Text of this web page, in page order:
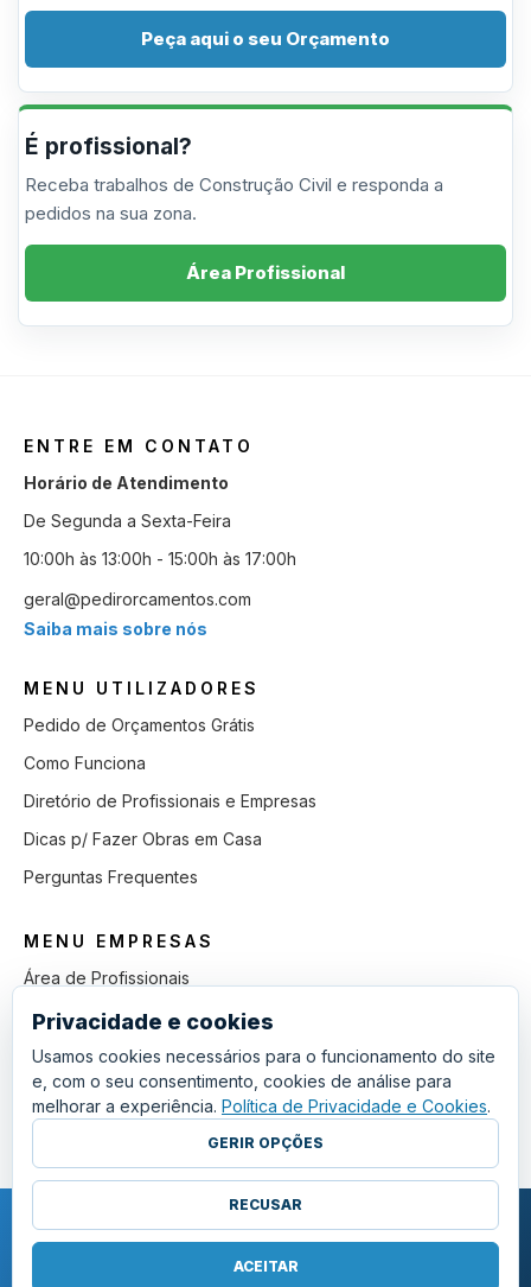
Peça aqui o seu Orçamento
É profissional?
Receba trabalhos de Construção Civil e responda a
pedidos na sua zona.
Área Profissional
ENTRE EM CONTATO
Horário de Atendimento
De Segunda a Sexta-Feira
10:00h às 13:00h - 15:00h às 17:00h
geral@pedirorcamentos.com
Saiba mais sobre nós
MENU UTILIZADORES
Pedido de Orçamentos Grátis
Como Funciona
Diretório de Profissionais e Empresas
Dicas p/ Fazer Obras em Casa
Perguntas Frequentes
MENU EMPRESAS
Área de Profissionais
Como Funciona
Lista de Pedidos em Aberto
Como Ganhar mais Obras
Perguntas Frequentes
COPYRIGHT © 2011 - 2026 SGSI. TODOS OS DIREITOS RESERVADOS.
POLÍTICA DE PRIVACIDADE E COOKIES
Privacidade e cookies
Usamos cookies necessários para o funcionamento do site
e, com o seu consentimento, cookies de análise para
melhorar a experiência. Política de Privacidade e Cookies.
GERIR OPÇÕES
RECUSAR
ACEITAR